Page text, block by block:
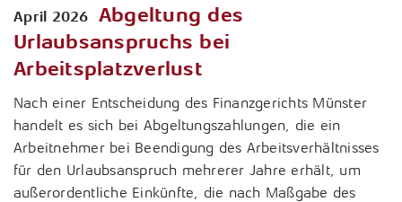
April 2026
Abgeltung des
Urlaubsanspruchs bei
Arbeitsplatzverlust
Nach einer Entscheidung des Finanzgerichts Münster
handelt es sich bei Abgeltungszahlungen, die ein
Arbeitnehmer bei Beendigung des Arbeitsverhältnisses
für den Urlaubsanspruch mehrerer Jahre erhält, um
außerordentliche Einkünfte, die nach Maßgabe des